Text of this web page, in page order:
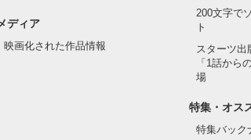
ディア
映画化された作品情報
200文字で
ト
スターツ
「1話から
場
特集・オス
特集バック